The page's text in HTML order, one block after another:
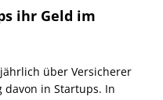
ihr Geld im
über Versicherer
davon in Startups. In